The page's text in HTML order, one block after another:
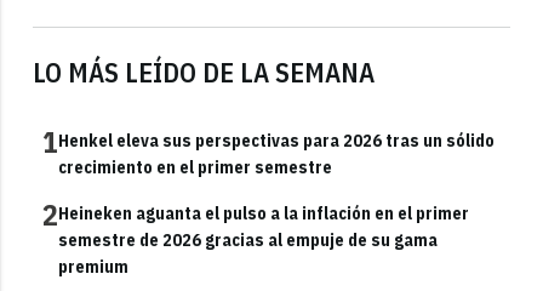
LO MÁS LEÍDO DE LA SEMANA
1Henkel eleva sus perspectivas para 2026 tras un sólido
crecimiento en el primer semestre
2Heineken aguanta el pulso a la inflación en el primer
semestre de 2026 gracias al empuje de su gama
premium